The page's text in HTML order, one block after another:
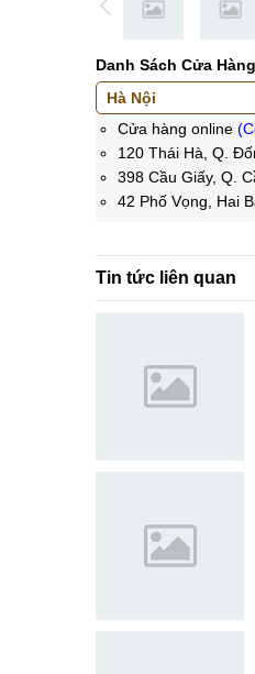
Danh Sách Cửa
Cửa hàng online
120 Thái Hà, Q.
398 Cầu Giấy, Q.
42 Phố Vọng, Hai
Tin tức liên quan